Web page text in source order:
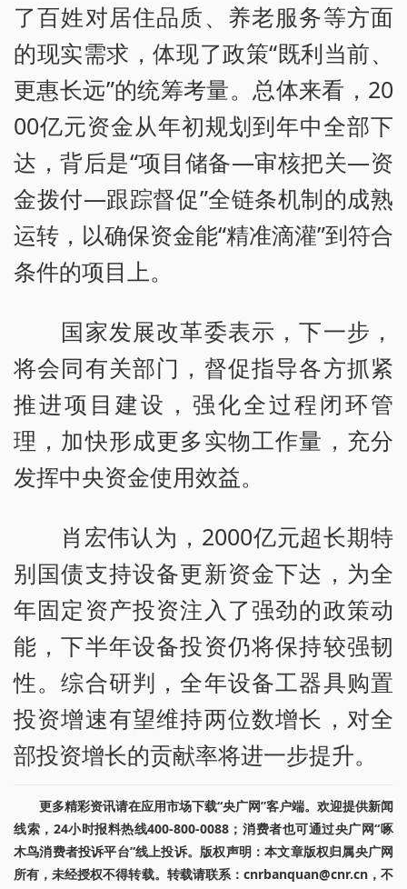
了百姓对居住品质、养老服务等方面
的现实需求，体现了政策“既利当前、
更惠长远”的统筹考量。总体来看，20
00亿元资金从年初规划到年中全部下
达，背后是“项目储备—审核把关—资
金拨付—跟踪督促”全链条机制的成熟
运转，以确保资金能“精准滴灌”到符合
条件的项目上。
国家发展改革委表示，下一步，
将会同有关部门，督促指导各方抓紧
推进项目建设，强化全过程闭环管
理，加快形成更多实物工作量，充分
发挥中央资金使用效益。
肖宏伟认为，2000亿元超长期特
别国债支持设备更新资金下达，为全
年固定资产投资注入了强劲的政策动
能，下半年设备投资仍将保持较强韧
性。综合研判，全年设备工器具购置
投资增速有望维持两位数增长，对全
部投资增长的贡献率将进一步提升。
更多精彩资讯请在应用市场下载“央广网”客户端。欢迎提供新闻
线索，24小时报料热线400-800-0088；消费者也可通过央广网“啄
木鸟消费者投诉平台”线上投诉。版权声明：本文章版权归属央广网
所有，未经授权不得转载。转载请联系：cnrbanquan@cnr.cn，不